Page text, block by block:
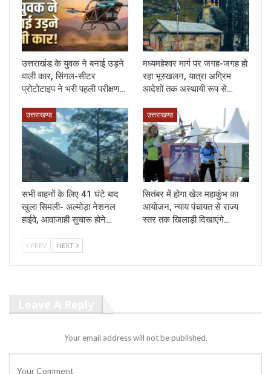
उत्तराखंड के युवक ने बनाई उड़ने
वाली कार, सिंगल-सीटर
प्रोटोटाइप ने भरी पहली परीक्षण…
मध्यमहेश्वर मार्ग पर जगह-जगह हो
रहा भूस्खलन, यात्रा अग्रिम
आदेशों तक अस्थायी रूप से…
उत्तराखण्ड
सभी वाहनों के लिए 41 घंटे बाद
खुला सिमली- अल्मोड़ा नेशनल
हाईवे, आवाजाही सुचारू होने…
उत्तराखण्ड
सितंबर में होगा खेल महाकुंभ का
आयोजन, न्याय पंचायत से राज्य
स्तर तक खिलाड़ी दिखाएंगे…
PREV NEXT
Your email address will not be published.